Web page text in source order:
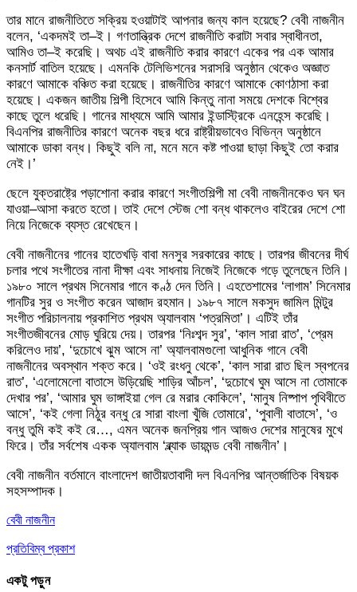
তার মানে রাজনীতিতে সক্রিয় হওয়াটাই আপনার জন্য কাল হয়েছে? বেবী নাজনীন
বলেন, ‘একদমই তা–ই। গণতান্ত্রিক দেশে রাজনীতি করাটা সবার স্বাধীনতা,
আমিও তা–ই করেছি। অথচ এই রাজনীতি করার কারণে একের পর এক আমার
কনসার্ট বাতিল হয়েছে। এমনকি টেলিভিশনের সরাসরি অনুষ্ঠান থেকেও অজ্ঞাত
কারণে আমাকে বঞ্চিত করা হয়েছে। রাজনীতির কারণে আমাকে কোণঠাসা করা
হয়েছে। একজন জাতীয় শিল্পী হিসেবে আমি কিন্তু নানা সময়ে দেশকে বিশ্বের
কাছে তুলে ধরেছি। গানের মাধ্যমে আমি আমার ইন্ডাস্ট্রিকে এনহেন্স করেছি।
বিএনপির রাজনীতির কারণে অনেক বছর ধরে রাষ্ট্রীয়ভাবেও বিভিন্ন অনুষ্ঠানে
আমাকে ডাকা বন্ধ। কিছুই বলি না, মনে মনে কষ্ট পাওয়া ছাড়া কিছুই তো করার
নেই।’
ছেলে যুক্তরাষ্ট্রে পড়াশোনা করার কারণে সংগীতশিল্পী মা বেবী নাজনীনকেও ঘন ঘন
যাওয়া–আসা করতে হতো। তাই দেশে স্টেজ শো বন্ধ থাকলেও বাইরের দেশে শো
নিয়ে নিজেকে ব্যস্ত রেখেছেন।
বেবী নাজনীনের গানের হাতেখড়ি বাবা মনসুর সরকারের কাছে। তারপর জীবনের দীর্ঘ
চলার পথে সংগীতের নানা দীক্ষা এবং সাধনায় নিজেই নিজেকে গড়ে তুলেছেন তিনি।
১৯৮০ সালে প্রথম সিনেমার গানে কণ্ঠ দেন তিনি। এহতেশামের ‘লাগাম’ সিনেমার
গানটির সুর ও সংগীত করেন আজাদ রহমান। ১৯৮৭ সালে মকসুদ জামিল মিন্টুর
সংগীত পরিচালনায় প্রকাশিত প্রথম অ্যালবাম ‘পত্রমিতা’। এটিই তাঁর
সংগীতজীবনের মোড় ঘুরিয়ে দেয়। তারপর ‘নিঃশব্দ সুর’, ‘কাল সারা রাত’, ‘প্রেম
করিলেও দায়’, ‘দুচোখে ঝুম আসে না’ অ্যালবামগুলো আধুনিক গানে বেবী
নাজনীনের অবস্থান শক্ত করে। ‘ওই রংধনু থেকে’, ‘কাল সারা রাত ছিল স্বপনের
রাত’, ‘এলোমেলো বাতাসে উড়িয়েছি শাড়ির আঁচল’, ‘দুচোখে ঘুম আসে না তোমাকে
দেখার পর’, ‘আমার ঘুম ভাঙ্গাইয়া গেল রে মরার কোকিলে’, ‘মানুষ নিষ্পাপ পৃথিবীতে
আসে’, ‘কই গেলা নিঠুর বন্ধু রে সারা বাংলা খুঁজি তোমারে’, ‘পুবালী বাতাসে’, ‘ও
বন্ধু তুমি কই কই রে…, এমন অনেক জনপ্রিয় গান আজও দেশের মানুষের মুখে
ফিরে। তাঁর সর্বশেষ একক অ্যালবাম ‘ব্ল্যাক ডায়মন্ড বেবী নাজনীন’।
বেবী নাজনীন বর্তমানে বাংলাদেশ জাতীয়তাবাদী দল বিএনপির আন্তর্জাতিক বিষয়ক
সহসম্পাদক।
বেবী নাজনীন
প্রতিবিম্ব প্রকাশ
একটু পড়ুন